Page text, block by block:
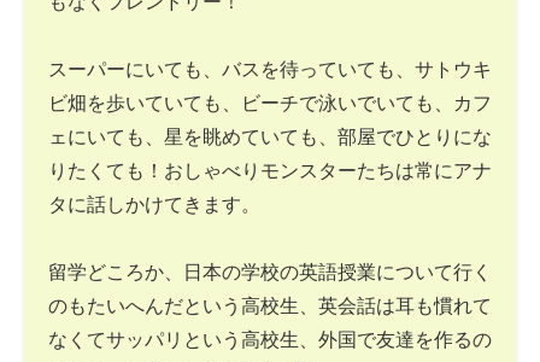
スーパーにいても、バスを待っていても、サトウキ
ビ畑を歩いていても、ビーチで泳いでいても、カフ
ェにいても、星を眺めていても、部屋でひとりにな
りたくても！おしゃべりモンスターたちは常にアナ
タに話しかけてきます。
留学どころか、日本の学校の英語授業について行く
のもたいへんだという高校生、英会話は耳も慣れて
なくてサッパリという高校生、外国で友達を作るの